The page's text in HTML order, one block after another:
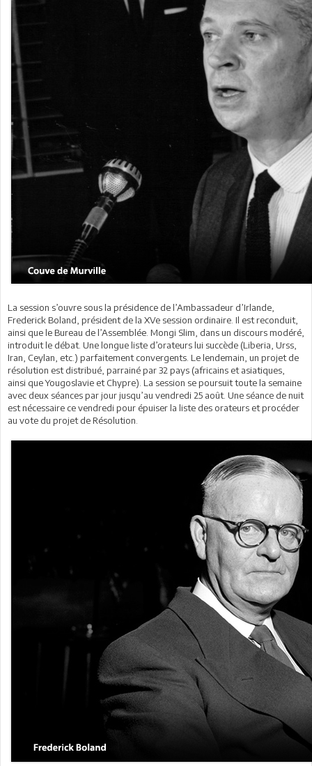
La session s’ouvre sous la présidence de l’Ambassadeur d’Irlande,
Frederick Boland, président de la XVe session ordinaire. Il est reconduit,
ainsi que le Bureau de l’Assemblée. Mongi Slim, dans un discours modéré,
introduit le débat. Une longue liste d’orateurs lui succède (Liberia, Urss,
Iran, Ceylan, etc.) parfaitement convergents. Le lendemain, un projet de
résolution est distribué, parrainé par 32 pays (africains et asiatiques,
ainsi que Yougoslavie et Chypre). La session se poursuit toute la semaine
avec deux séances par jour jusqu’au vendredi 25 août. Une séance de nuit
est nécessaire ce vendredi pour épuiser la liste des orateurs et procéder
au vote du projet de Résolution.